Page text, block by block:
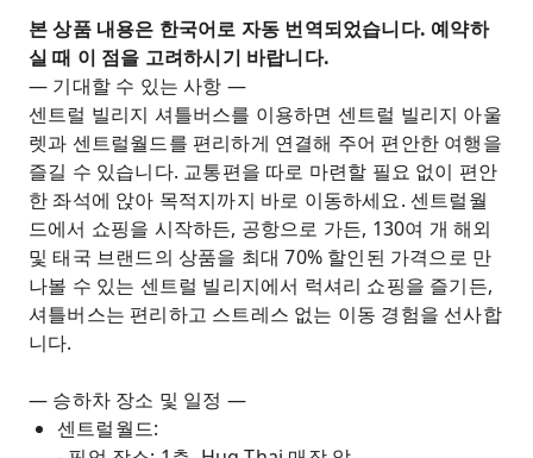
본 상품 내용은 한국어로 자동 번역되었습니다. 예약하
실 때 이 점을 고려하시기 바랍니다.
— 기대할 수 있는 사항 —
센트럴 빌리지 셔틀버스를 이용하면 센트럴 빌리지 아울
렛과 센트럴월드를 편리하게 연결해 주어 편안한 여행을
즐길 수 있습니다. 교통편을 따로 마련할 필요 없이 편안
한 좌석에 앉아 목적지까지 바로 이동하세요. 센트럴월
드에서 쇼핑을 시작하든, 공항으로 가든, 130여 개 해외
및 태국 브랜드의 상품을 최대 70% 할인된 가격으로 만
나볼 수 있는 센트럴 빌리지에서 럭셔리 쇼핑을 즐기든,
셔틀버스는 편리하고 스트레스 없는 이동 경험을 선사합
니다.
— 승하차 장소 및 일정 —
센트럴월드: